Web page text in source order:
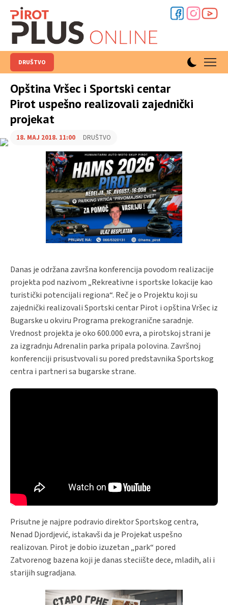
DRUŠTVO
Opština Vršec i Sportski centar
Pirot uspešno realizovali zajednički
projekat
18. MAJ 2018. 11:00 DRUŠTVO
Danas je održana završna konferencija povodom realizacije
projekta pod nazivom „Rekreativne i sportske lokacije kao
turistički potencijali regiona“. Reč je o Projektu koji su
zajednički realizovali Sportski centar Pirot i opština Vršec iz
Bugarske u okviru Programa prekogranične saradnje.
Vrednost projekta je oko 600.000 evra, a pirotskoj strani je
za izgradnju Adrenalin parka pripala polovina. Završnoj
konferenciji prisustvovali su pored predstavnika Sportskog
centra i partneri sa bugarske strane.
Prisutne je najpre podravio direktor Sportskog centra,
Nenad Djordjević, istakavši da je Projekat uspešno
realizovan. Pirot je dobio izuzetan „park“ pored
Zatvorenog bazena koji je danas steciište dece, mladih, ali i
starijih sugradjana.